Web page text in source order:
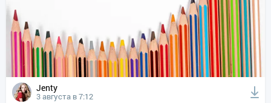
Jenty
3 августа в 7:12